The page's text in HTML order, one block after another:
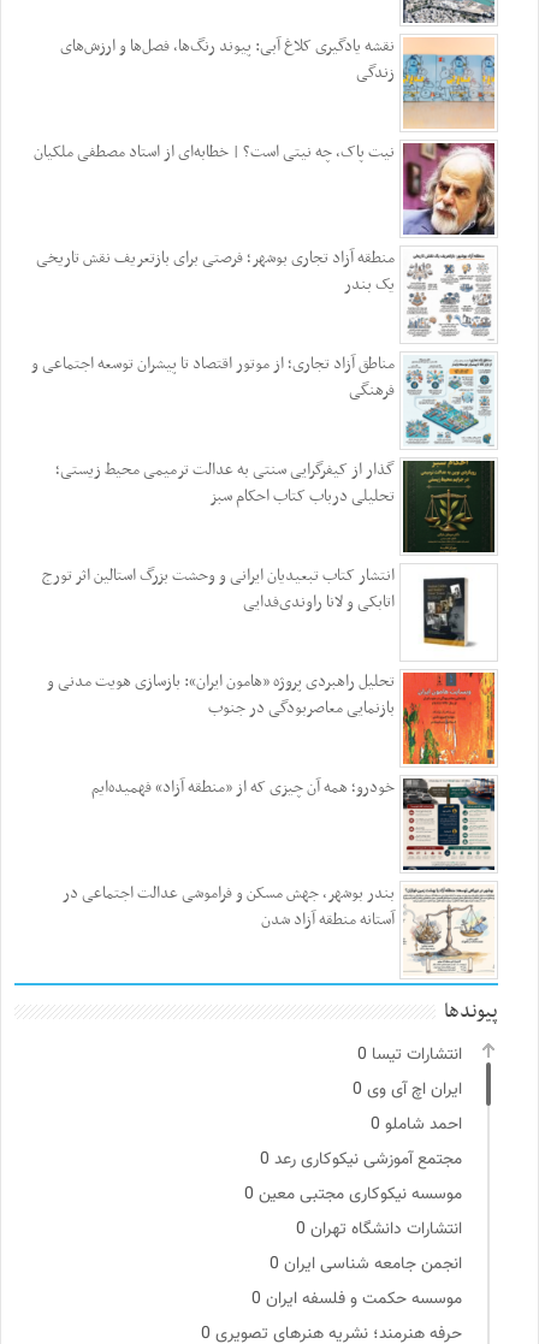
نقشه یادگیری کلاغ آبی: پیوند رنگ‌ها، فصل‌ها و ارزش‌های
زندگی
نیت پاک، چه نیتی است؟ | خطابه‌ای از استاد مصطفی ملکیان
منطقه آزاد تجاری بوشهر؛ فرصتی برای بازتعریف نقش تاریخی
یک بندر
مناطق آزاد تجاری؛ از موتور اقتصاد تا پیشران توسعه اجتماعی و
فرهنگی
گذار از کیفرگرایی سنتی به عدالت ترمیمی محیط‌ زیستی؛
تحلیلی درباب کتاب احکام سبز
انتشار کتاب تبعیدیان ایرانی و وحشت بزرگ استالین اثر تورج
اتابکی و لانا راوندی‌فدایی
تحلیل راهبردی پروژه «هامون ایران»: بازسازی هویت مدنی و
بازنمایی معاصربودگی در جنوب
خودرو؛ همه آن چیزی که از «منطقه آزاد» فهمیده‌ایم
بندر بوشهر، جهش مسکن و فراموشی عدالت اجتماعی در
آستانه منطقه آزاد شدن
پیوندها
انتشارات تیسا
ایران اچ آی وی
احمد شاملو
مجتمع آموزشی نیکوکاری رعد
موسسه نیکوکاری مجتبی معین
انتشارات دانشگاه تهران
انجمن جامعه شناسی ایران
موسسه حکمت و فلسفه ایران
حرفه هنرمند؛ نشریه هنرهای تصویری